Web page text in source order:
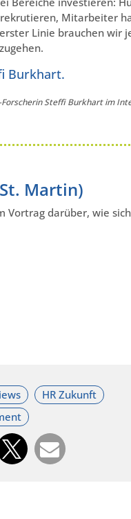
Mitarbeiter
Linie brauchen wir
Burkhart.
Steffi Burkhart im
Martin)
darüber, wie